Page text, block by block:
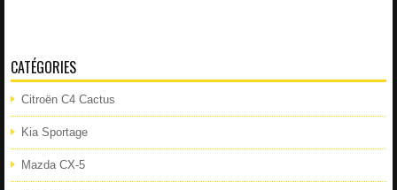
CATÉGORIES
Citroën C4 Cactus
Kia Sportage
Mazda CX-5